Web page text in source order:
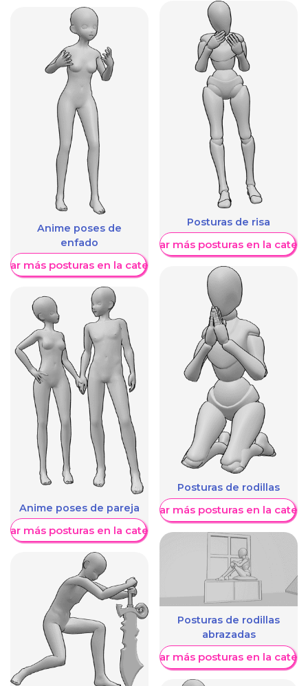
Anime poses de
enfado
más posturas en la categoría
Anime poses de pareja
más posturas en la categoría
Posturas de risa
Mostrar más posturas en la
Posturas de rodillas
Mostrar más posturas en la
Posturas de rodillas
abrazadas
Mostrar más posturas en la